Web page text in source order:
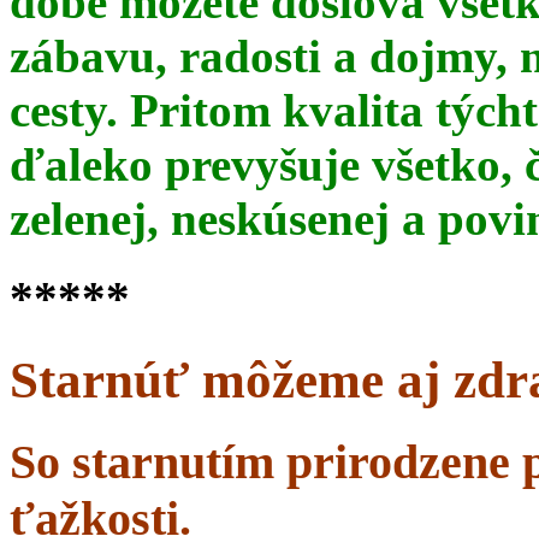
zábavu, radosti a dojmy,
cesty. Pritom kvalita
ďaleko prevyšuje všetko,
zelenej, neskúsenej a
*****
Starnúť môžeme aj
So starnutím prirodzene
ťažkosti.